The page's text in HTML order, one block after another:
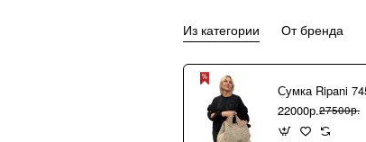
Из категории От бренда
22000р.27500р.